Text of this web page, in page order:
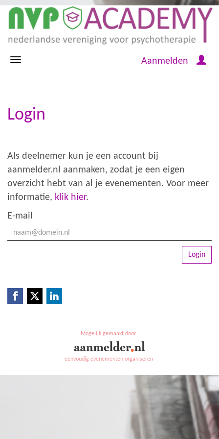
Aanmelden
Login
Als deelnemer kun je een account bij
aanmelder.nl aanmaken, zodat je een eigen
overzicht hebt van al je evenementen. Voor meer
informatie, klik hier.
E-mail
Login
Mogelijk gemaakt door
eenvoudig evenementen organiseren